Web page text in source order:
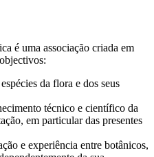
é uma associação criada em
da flora e dos seus
técnico e científico da
em particular das presentes
e experiência entre botânicos,